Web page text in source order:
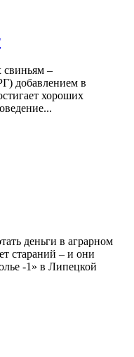
свиньям –
добавлением в
хороших
деньги в аграрном
стараний – и они
-1» в Липецкой